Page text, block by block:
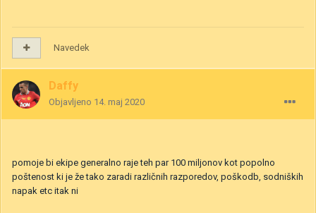
Navedek
Daffy
Objavljeno 14. maj 2020
pomoje bi ekipe generalno raje teh par 100 miljonov kot popolno
poštenost ki je že tako zaradi različnih razporedov, poškodb, sodniških
napak etc itak ni